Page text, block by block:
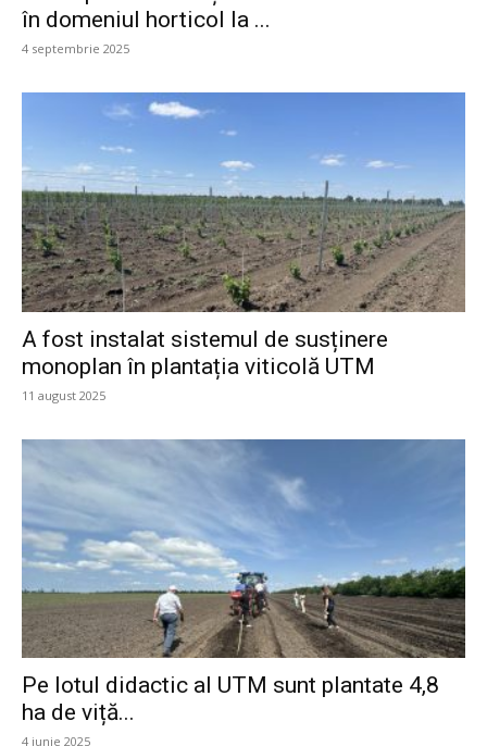
în domeniul horticol la ...
4 septembrie 2025
A fost instalat sistemul de susținere
monoplan în plantația viticolă UTM
11 august 2025
Pe lotul didactic al UTM sunt plantate 4,8
ha de viță...
4 iunie 2025